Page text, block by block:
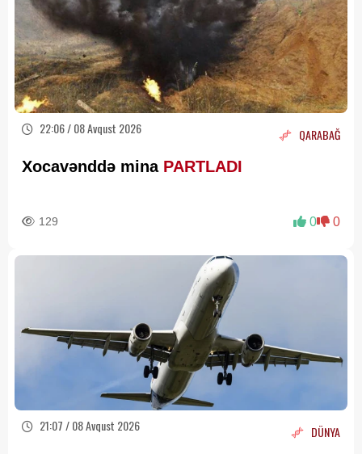
22:06 / 08 Avqust 2026 QARABAĞ
Xocavənddə mina PARTLADI
129 0 0
21:07 / 08 Avqust 2026 DÜNYA